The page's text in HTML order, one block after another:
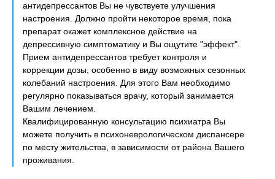
антидепрессантов Вы не чувствуете улучшения
настроения. Должно пройти некоторое время, пока
препарат окажет комплексное действие на
депрессивную симптоматику и Вы ощутите "эффект".
Прием антидепрессантов требует контроля и
коррекции дозы, особенно в виду возможных сезонных
колебаний настроения. Для этого Вам необходимо
регулярно показываться врачу, который занимается
Вашим лечением.
Квалифицированную консультацию психиатра Вы
можете получить в психоневрологическом диспансере
по месту жительства, в зависимости от района Вашего
проживания.